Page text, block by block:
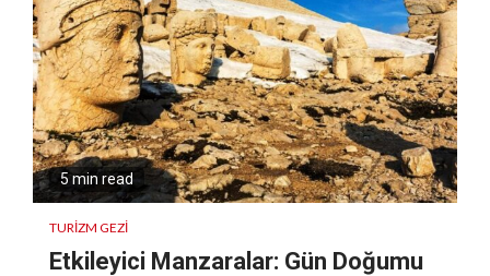
5 min read
TURIZM GEZI
Etkileyici Manzaralar: Gün Doğumu